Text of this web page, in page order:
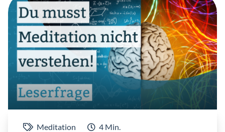
Meditation 4 Min.